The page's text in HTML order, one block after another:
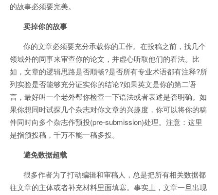
的故事必须要完美。
卖掉你的故事
你的文章必须要充分承载你的工作。在投稿之前，找几个
领域外的同事来审查你的论文，并虚心听取他们的看法。比
如，文章的逻辑思路是否顺畅?是否所有专业术语都有注释?所
列实验是否能够充分证实你的结论?如果英文是你的第二语
言，最好叫一个老外帮你检查一下语法或者表述是否明确。如
果你想同时试探几个杂志对你文章的兴趣度，你可以将你的稿
件同时向多个杂志作预投(pre-submission)处理。注意：这里
是指预投稿，千万不能一稿多投。
避免数据超载
很多作者为了打动编辑和审稿人，总是把所有相关数据都
往文章的主体或者补充材料里面填塞。事实上，文章一旦出现